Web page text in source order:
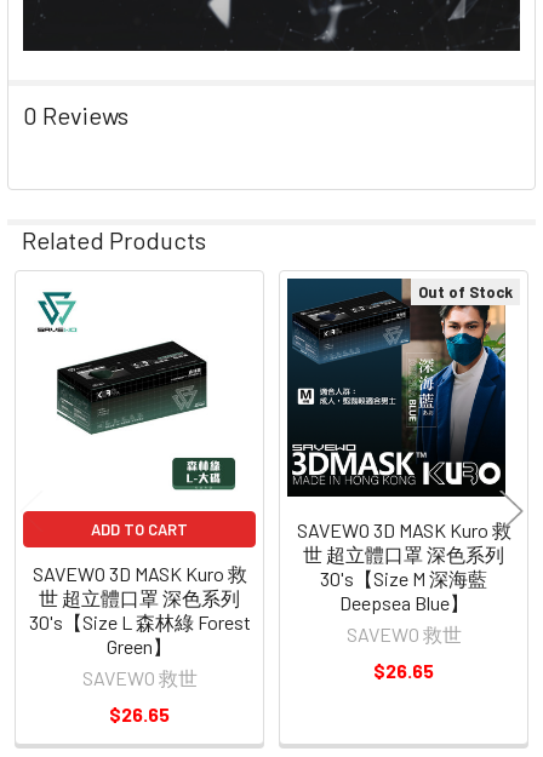
0 Reviews
Related Products
Related
Products
ADD TO CART
SAVEWO 3D MASK Kuro 救
世 超立體口罩 深色系列
30's【Size L 森林綠 Forest
Green】
SAVEWO 救世
$26.65
Out of Stock
SAVEWO 3D MASK Kuro 救
世 超立體口罩 深色系列
30's【Size M 深海藍
Deepsea Blue】
SAVEWO 救世
$26.65